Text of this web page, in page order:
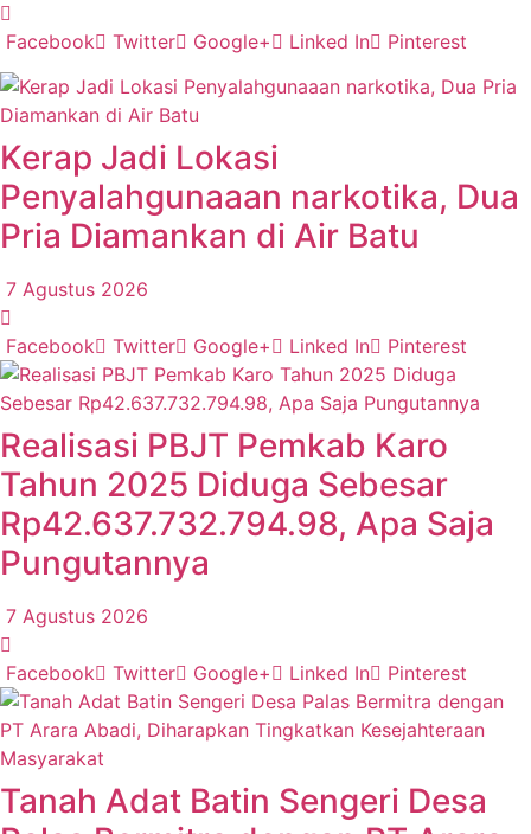
Facebook Twitter Google+ Linked In Pinterest
Kerap Jadi Lokasi
Penyalahgunaaan narkotika, Dua
Pria Diamankan di Air Batu
7 Agustus 2026
Facebook Twitter Google+ Linked In Pinterest
Realisasi PBJT Pemkab Karo
Tahun 2025 Diduga Sebesar
Rp42.637.732.794.98, Apa Saja
Pungutannya
7 Agustus 2026
Facebook Twitter Google+ Linked In Pinterest
Tanah Adat Batin Sengeri Desa